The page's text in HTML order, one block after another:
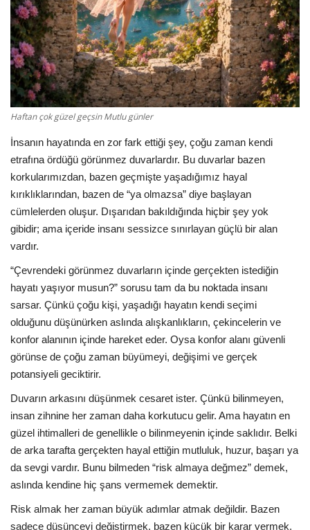
Haftan çok güzel geçsin Mutlu günler
İnsanın hayatında en zor fark ettiği şey, çoğu zaman kendi
etrafına ördüğü görünmez duvarlardır. Bu duvarlar bazen
korkularımızdan, bazen geçmişte yaşadığımız hayal
kırıklıklarından, bazen de “ya olmazsa” diye başlayan
cümlelerden oluşur. Dışarıdan bakıldığında hiçbir şey yok
gibidir; ama içeride insanı sessizce sınırlayan güçlü bir alan
vardır.
“Çevrendeki görünmez duvarların içinde gerçekten istediğin
hayatı yaşıyor musun?” sorusu tam da bu noktada insanı
sarsar. Çünkü çoğu kişi, yaşadığı hayatın kendi seçimi
olduğunu düşünürken aslında alışkanlıkların, çekincelerin ve
konfor alanının içinde hareket eder. Oysa konfor alanı güvenli
görünse de çoğu zaman büyümeyi, değişimi ve gerçek
potansiyeli geciktirir.
Duvarın arkasını düşünmek cesaret ister. Çünkü bilinmeyen,
insan zihnine her zaman daha korkutucu gelir. Ama hayatın en
güzel ihtimalleri de genellikle o bilinmeyenin içinde saklıdır. Belki
de arka tarafta gerçekten hayal ettiğin mutluluk, huzur, başarı ya
da sevgi vardır. Bunu bilmeden “risk almaya değmez” demek,
aslında kendine hiç şans vermemek demektir.
Risk almak her zaman büyük adımlar atmak değildir. Bazen
sadece düşünceyi değiştirmek, bazen küçük bir karar vermek,